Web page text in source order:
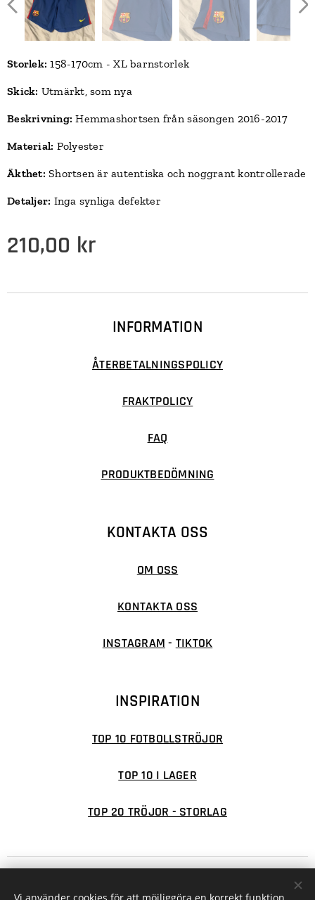
Storlek: 158-170cm - XL barnstorlek
Skick: Utmärkt, som nya
Beskrivning: Hemmashortsen från säsongen 2016-2017
Material: Polyester
Äkthet: Shortsen är autentiska och noggrant kontrollerade
Detaljer: Inga synliga defekter
210,00 kr
INFORMATION
ÅTERBETALNINGSPOLICY
FRAKTPOLICY
FAQ
PRODUKTBEDÖMNING
KONTAKTA OSS
OM OSS
KONTAKTA OSS
INSTAGRAM - TIKTOK
INSPIRATION
TOP 10 FOTBOLLSTRÖJOR
TOP 10 I LAGER
TOP 20 TRÖJOR - STORLAG